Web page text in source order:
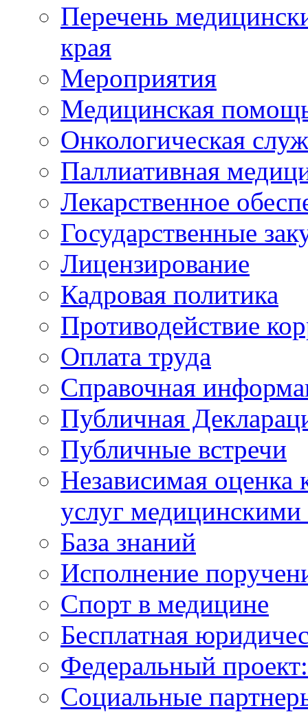
Перечень
края
Мероприятия
Медицинская
Онкологическая
Паллиативная
Лекарственное
Государственные
Лицензирование
Кадровая политика
Противодействие
Оплата труда
Справочная
Публичная
Публичные встречи
Независимая оценка
услуг
База знаний
Исполнение
Спорт в медицине
Бесплатная
Федеральный
Социальные